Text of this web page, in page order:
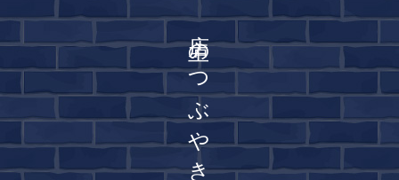
店主のつぶやき